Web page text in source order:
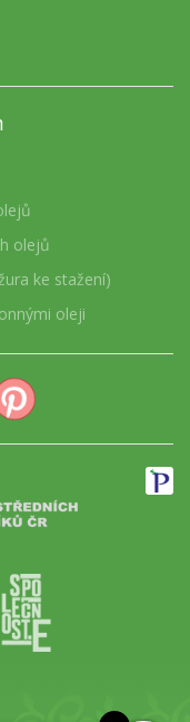
olejů
ke stažení)
oleji